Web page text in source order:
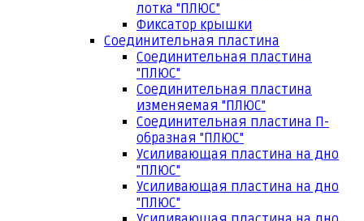
лотка "ПЛЮС"
Фиксатор крышки
Соединительная пластина
Соединительная пластина
"ПЛЮС"
Соединительная пластина
изменяемая "ПЛЮС"
Соединительная пластина П-
образная "ПЛЮС"
Усиливающая пластина на дно
"ПЛЮС"
Усиливающая пластина на дно
"ПЛЮС"